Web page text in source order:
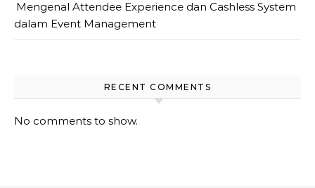
Mengenal Attendee Experience dan Cashless System
dalam Event Management
RECENT COMMENTS
No comments to show.